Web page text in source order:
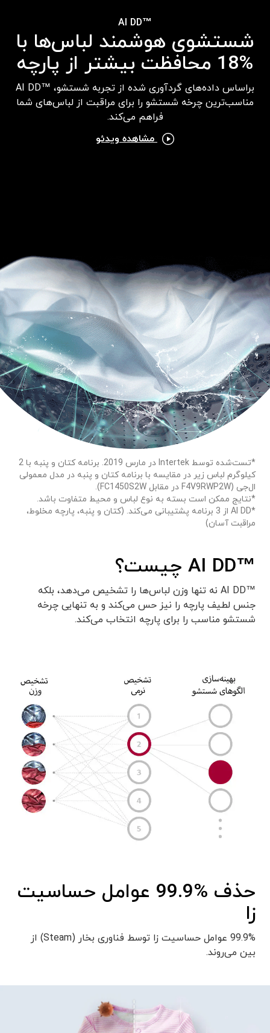
™AI DD
شستشوی هوشمند لباس‌ها با
%18 محافظت بیشتر از پارچه
براساس داده‌های گردآوری شده از تجربه شستشو، ™AI DD
مناسب‌ترین چرخه شستشو را برای مراقبت از لباس‌های شما
فراهم می‌کند.
مشاهده ویدئو
*تست‌شده توسط Intertek در مارس 2019. برنامه کتان و پنبه با 2
کیلوگرم لباس زیر در مقایسه با برنامه کتان و پنبه در مدل معمولی
ال‌جی (F4V9RWP2W در مقابل FC1450S2W).
*نتایج ممکن است بسته به نوع لباس و محیط متفاوت باشد.
*AI DD از 3 برنامه پشتیبانی می‌کند. (کتان و پنبه، پارچه مخلوط،
مراقبت آسان)
™AI DD چیست؟
™AI DD نه تنها وزن لباس‌ها را تشخیص می‌دهد، بلکه
جنس لطیف پارچه را نیز حس می‌کند و به تنهایی چرخه
شستشو مناسب را برای پارچه انتخاب می‌کند.
حذف %99.9 عوامل حساسیت
زا
99.9% عوامل حساسیت زا توسط فناوری بخار (Steam) از
بین می‌روند.